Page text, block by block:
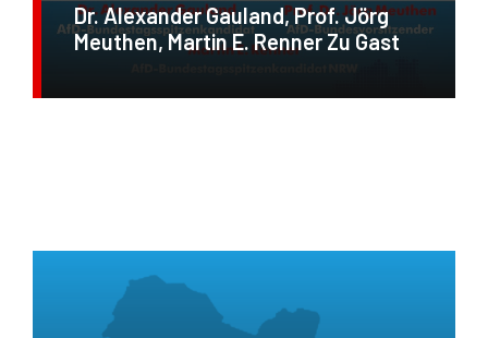
Dr. Alexander Gauland, Prof. Jörg
Meuthen, Martin E. Renner Zu Gast